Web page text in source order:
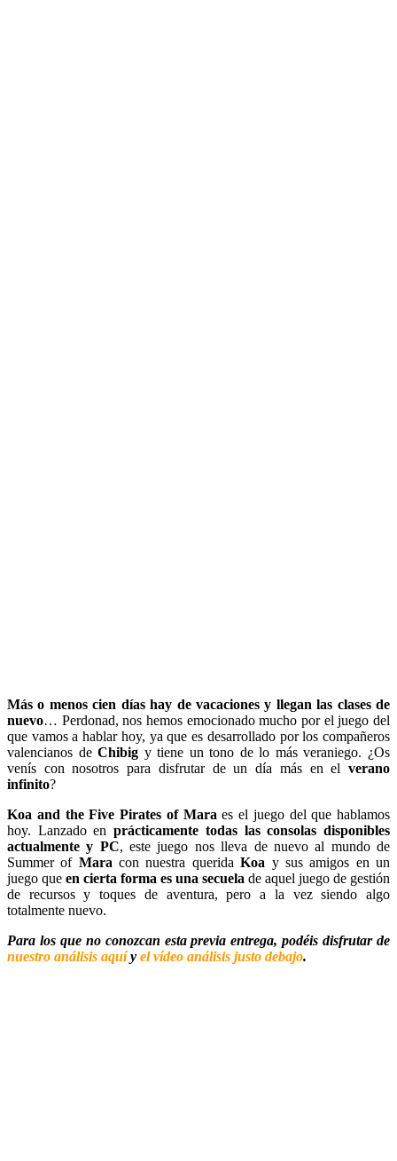
Más o menos cien días hay de vacaciones y llegan las clases de
nuevo… Perdonad, nos hemos emocionado mucho por el juego del
que vamos a hablar hoy, ya que es desarrollado por los compañeros
valencianos deChibig y tiene un tono de lo más veraniego. ¿Os
venís con nosotros para disfrutar de un día más en el verano
infinito?
Koa and the Five Pirates of Mara es el juego del que hablamos
hoy. Lanzado enprácticamente todas las consolas disponibles
actualmente y PC, este juego nos lleva de nuevo al mundo de
Summer of Mara con nuestra queridaKoa y sus amigos en un
juego que en cierta forma es una secuela de aquel juego de gestión
de recursos y toques de aventura, pero a la vez siendo algo
totalmente nuevo.
Para los que no conozcan esta previa entrega, podéis disfrutar de
nuestro análisis aquíy el vídeo análisis justo debajo.